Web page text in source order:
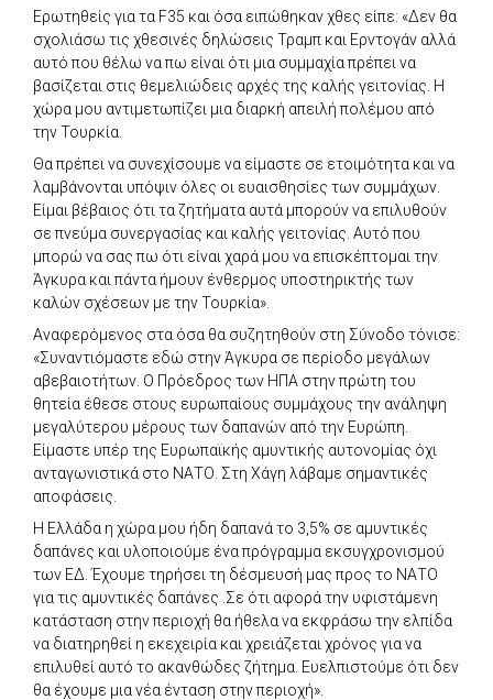
Ερωτηθείς για τα F35 και όσα ειπώθηκαν χθες είπε: «Δεν θα
σχολιάσω τις χθεσινές δηλώσεις Τραμπ και Ερντογάν αλλά
αυτό που θέλω να πω είναι ότι μια συμμαχία πρέπει να
βασίζεται στις θεμελιώδεις αρχές της καλής γειτονίας. Η
χώρα μου αντιμετωπίζει μια διαρκή απειλή πολέμου από
την Τουρκία.
Θα πρέπει να συνεχίσουμε να είμαστε σε ετοιμότητα και να
λαμβάνονται υπόψιν όλες οι ευαισθησίες των συμμάχων.
Είμαι βέβαιος ότι τα ζητήματα αυτά μπορούν να επιλυθούν
σε πνεύμα συνεργασίας και καλής γειτονίας. Αυτό που
μπορώ να σας πω ότι είναι χαρά μου να επισκέπτομαι την
Άγκυρα και πάντα ήμουν ένθερμος υποστηρικτής των
καλών σχέσεων με την Τουρκία».
Αναφερόμενος στα όσα θα συζητηθούν στη Σύνοδο τόνισε:
«Συναντιόμαστε εδώ στην Άγκυρα σε περίοδο μεγάλων
αβεβαιοτήτων. Ο Πρόεδρος των ΗΠΑ στην πρώτη του
θητεία έθεσε στους ευρωπαίους συμμάχους την ανάληψη
μεγαλύτερου μέρους των δαπανών από την Ευρώπη.
Είμαστε υπέρ της Ευρωπαϊκής αμυντικής αυτονομίας όχι
ανταγωνιστικά στο ΝΑΤΟ. Στη Χάγη λάβαμε σημαντικές
αποφάσεις.
Η Ελλάδα η χώρα μου ήδη δαπανά το 3,5% σε αμυντικές
δαπάνες και υλοποιούμε ένα πρόγραμμα εκσυγχρονισμού
των ΕΔ. Έχουμε τηρήσει τη δέσμευσή μας προς το ΝΑΤΟ
για τις αμυντικές δαπάνες .Σε ότι αφορά την υφιστάμενη
κατάσταση στην περιοχή θα ήθελα να εκφράσω την ελπίδα
να διατηρηθεί η εκεχειρία και χρειάζεται χρόνος για να
επιλυθεί αυτό το ακανθώδες ζήτημα. Ευελπιστούμε ότι δεν
θα έχουμε μια νέα ένταση στην περιοχή».